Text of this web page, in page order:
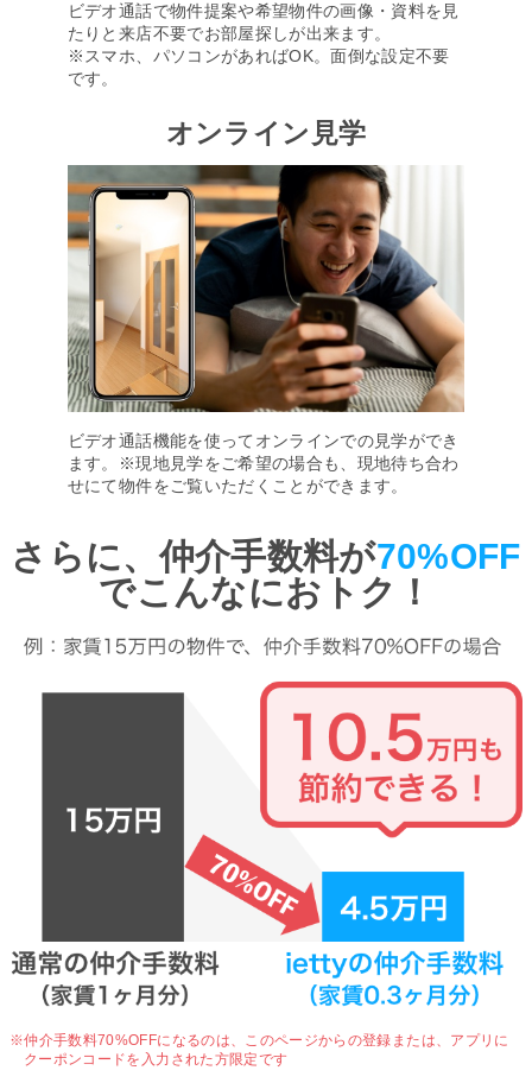
ビデオ通話で物件提案や希望物件の画像・資料を見
たりと来店不要でお部屋探しが出来ます。
※スマホ、パソコンがあればOK。面倒な設定不要
です。
オンライン見学
ビデオ通話機能を使ってオンラインでの見学ができ
ます。※現地見学をご希望の場合も、現地待ち合わ
せにて物件をご覧いただくことができます。
さらに、仲介手数料が70%OFF
でこんなにおトク！
※仲介手数料70%OFFになるのは、 このページからの登録または、アプリに
クーポンコードを入力された方限定です